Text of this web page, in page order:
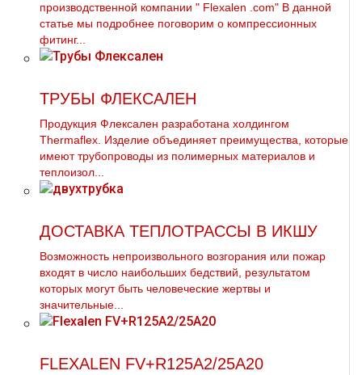
производственной компании " Flехalеn .com" В данной
статье мы подробнее поговорим о компрессионных
фитинг...
ТРУБЫ ФЛЕКСАЛЕН
Продукция Флексален разработана холдингом
Thermaflex. Изделие объединяет преимущества, которые
имеют трубопроводы из полимерных материалов и
теплоизол...
ДОСТАВКА ТЕПЛОТРАССЫ В ИКШУ
Возможность непроизвольного возгорания или пожар
входят в число наибольших бедствий, результатом
которых могут быть человеческие жертвы и
значительные...
FLEXALEN FV+R125A2/25A20